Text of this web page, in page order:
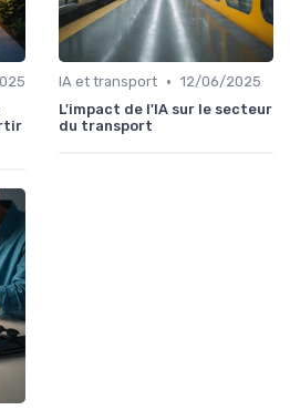
IA et transport • 12/06/2025
L'impact de l'IA sur le secteur
du transport